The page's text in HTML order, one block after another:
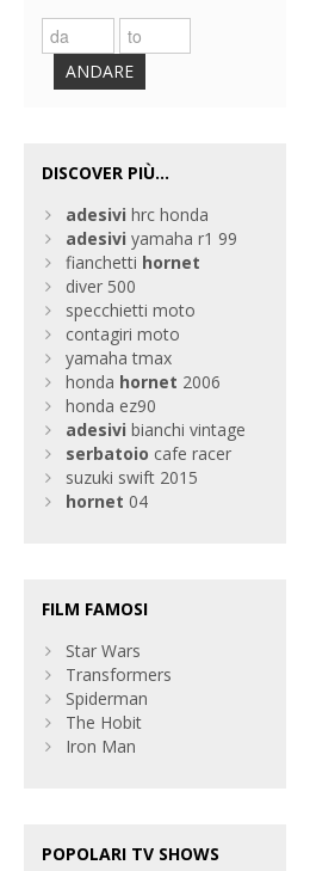
ANDARE
DISCOVER PIÙ...
adesivi hrc honda
adesivi yamaha r1 99
fianchetti hornet
diver 500
specchietti moto
contagiri moto
yamaha tmax
honda hornet 2006
honda ez90
adesivi bianchi vintage
serbatoio cafe racer
suzuki swift 2015
hornet 04
FILM FAMOSI
Star Wars
Transformers
Spiderman
The Hobit
Iron Man
POPOLARI TV SHOWS